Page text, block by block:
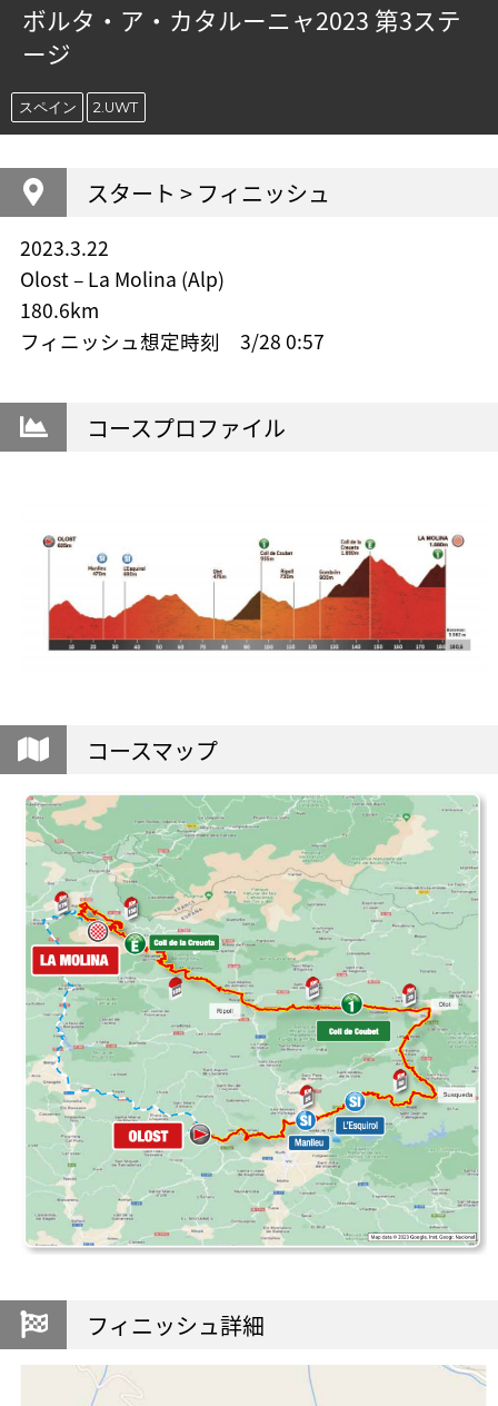
ボルタ・ア・カタルーニャ2023 第3ステ
ージ
スペイン 2.UWT
スタート > フィニッシュ
2023.3.22
Olost – La Molina (Alp)
180.6km
フィニッシュ想定時刻 3/28 0:57
コースプロファイル
コースマップ
フィニッシュ詳細